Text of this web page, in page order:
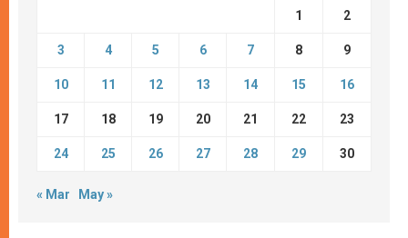
1 2
3 4 5 6 7 8 9
10 11 12 13 14 15 16
17 18 19 20 21 22 23
24 25 26 27 28 29 30
« Mar May »